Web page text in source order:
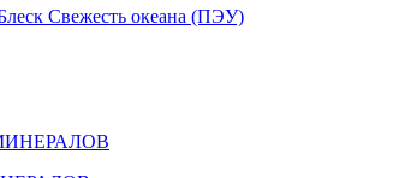
Свежесть океана (ПЭУ)